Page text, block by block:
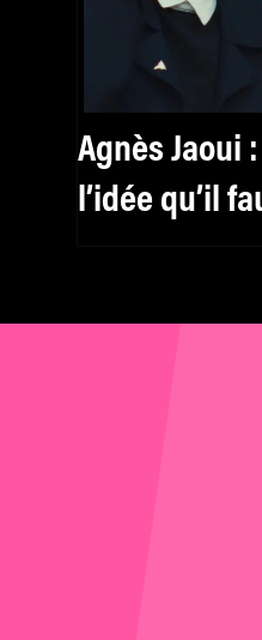
Agnès Jaoui
l’idée qu’il